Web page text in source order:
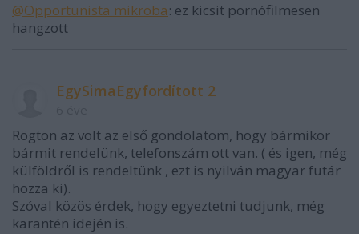
@Opportunista mikroba: ez kicsit pornófilmesen
hangzott
EgySimaEgyfordított 2
Rögtön az volt az első gondolatom, hogy bármikor
bármit rendelünk, telefonszám ott van. ( és igen, még
külföldről is rendeltünk , ezt is nyilván magyar futár
hozza ki).
Szóval közös érdek, hogy egyeztetni tudjunk, még
karantén idején is.